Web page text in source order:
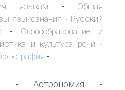
языкам - Общая
языкознания - Русский
- Словообразование и
и культура речи -
-
-Астрономия -